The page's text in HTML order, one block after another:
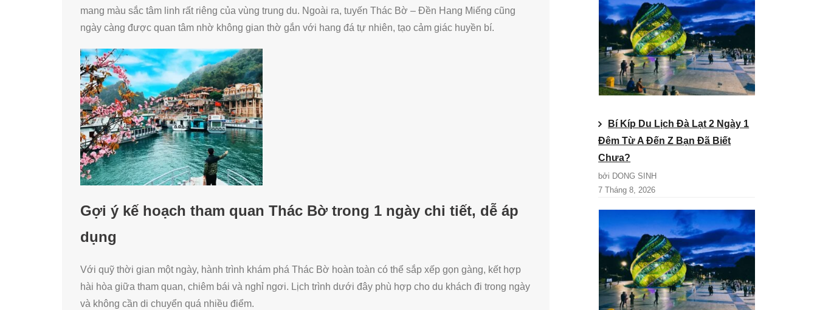
mang màu sắc tâm linh rất riêng của vùng trung du. Ngoài ra, tuyến Thác Bờ – Đền Hang Miếng cũng
ngày càng được quan tâm nhờ không gian thờ gắn với hang đá tự nhiên, tạo cảm giác huyền bí.
Gợi ý kế hoạch tham quan Thác Bờ trong 1 ngày chi tiết, dễ áp
dụng
Với quỹ thời gian một ngày, hành trình khám phá Thác Bờ hoàn toàn có thể sắp xếp gọn gàng, kết hợp
hài hòa giữa tham quan, chiêm bái và nghỉ ngơi. Lịch trình dưới đây phù hợp cho du khách đi trong ngày
và không cần di chuyển quá nhiều điểm.
Bí Kíp Du Lịch Đà Lạt 2 Ngày 1
Đêm Từ A Đến Z Bạn Đã Biết
Chưa?
bởi DONG SINH
7 Tháng 8, 2026